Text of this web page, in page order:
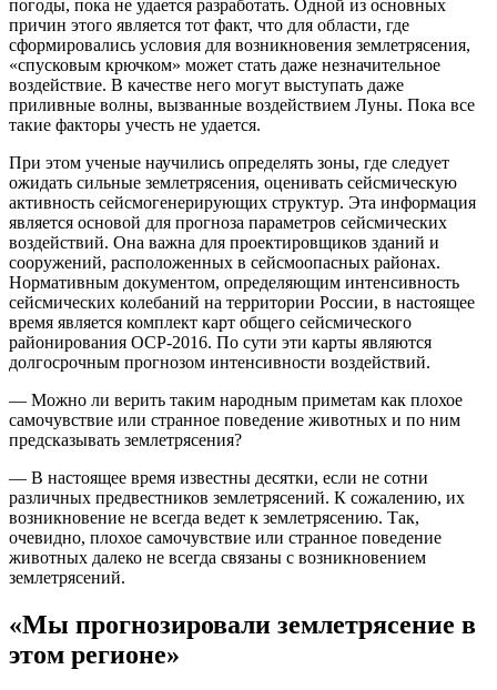
погоды, пока не удается разработать. Одной из основных
причин этого является тот факт, что для области, где
сформировались условия для возникновения землетрясения,
«спусковым крючком» может стать даже незначительное
воздействие. В качестве него могут выступать даже
приливные волны, вызванные воздействием Луны. Пока все
такие факторы учесть не удается.
При этом ученые научились определять зоны, где следует
ожидать сильные землетрясения, оценивать сейсмическую
активность сейсмогенерирующих структур. Эта информация
является основой для прогноза параметров сейсмических
воздействий. Она важна для проектировщиков зданий и
сооружений, расположенных в сейсмоопасных районах.
Нормативным документом, определяющим интенсивность
сейсмических колебаний на территории России, в настоящее
время является комплект карт общего сейсмического
районирования ОСР-2016. По сути эти карты являются
долгосрочным прогнозом интенсивности воздействий.
— Можно ли верить таким народным приметам как плохое
самочувствие или странное поведение животных и по ним
предсказывать землетрясения?
— В настоящее время известны десятки, если не сотни
различных предвестников землетрясений. К сожалению, их
возникновение не всегда ведет к землетрясению. Так,
очевидно, плохое самочувствие или странное поведение
животных далеко не всегда связаны с возникновением
землетрясений.
«Мы прогнозировали землетрясение в
этом регионе»